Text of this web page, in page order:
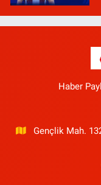
Haber
Gençlik Mah.